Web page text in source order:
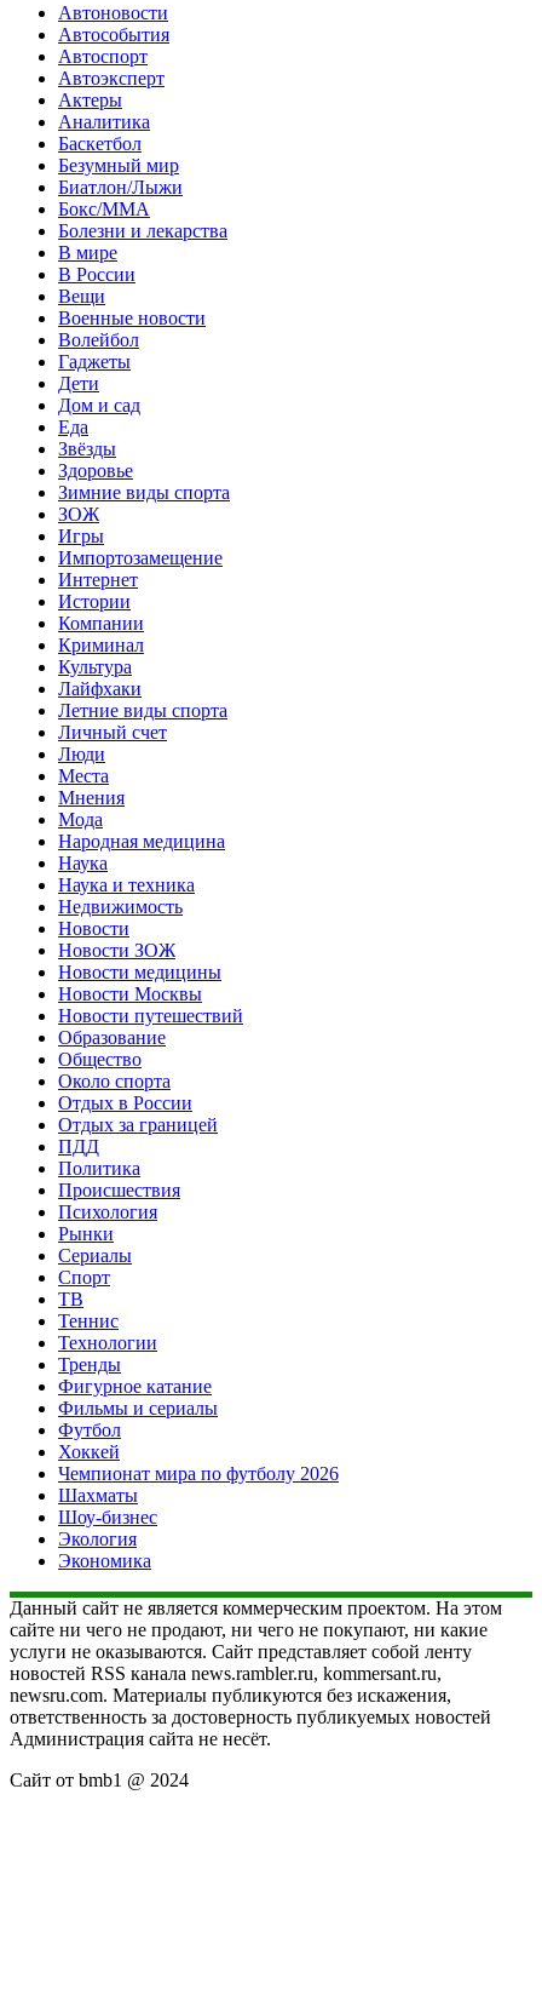
Автоновости
Автособытия
Автоспорт
Автоэксперт
Актеры
Аналитика
Баскетбол
Безумный мир
Биатлон/Лыжи
Бокс/MMA
Болезни и лекарства
В мире
В России
Вещи
Военные новости
Волейбол
Гаджеты
Дети
Дом и сад
Еда
Звёзды
Здоровье
Зимние виды спорта
ЗОЖ
Игры
Импортозамещение
Интернет
Истории
Компании
Криминал
Культура
Лайфхаки
Летние виды спорта
Личный счет
Люди
Места
Мнения
Мода
Народная медицина
Наука
Наука и техника
Недвижимость
Новости
Новости ЗОЖ
Новости медицины
Новости Москвы
Новости путешествий
Образование
Общество
Около спорта
Отдых в России
Отдых за границей
ПДД
Политика
Происшествия
Психология
Рынки
Сериалы
Спорт
ТВ
Теннис
Технологии
Тренды
Фигурное катание
Фильмы и сериалы
Футбол
Хоккей
Чемпионат мира по футболу 2026
Шахматы
Шоу-бизнес
Экология
Экономика
Данный сайт не является коммерческим проектом. На этом
сайте ни чего не продают, ни чего не покупают, ни какие
услуги не оказываются. Сайт представляет собой ленту
новостей RSS канала news.rambler.ru, kommersant.ru,
newsru.com. Материалы публикуются без искажения,
ответственность за достоверность публикуемых новостей
Администрация сайта не несёт.
Сайт от bmb1 @ 2024